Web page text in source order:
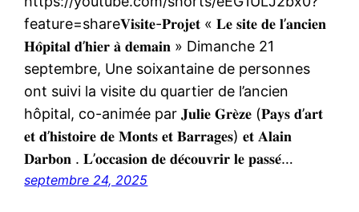
feature=share𝐕𝐢𝐬𝐢𝐭𝐞-𝐏𝐫𝐨𝐣𝐞𝐭 « 𝐋𝐞 𝐬𝐢𝐭𝐞 𝐝𝐞 𝐥’𝐚𝐧𝐜𝐢𝐞𝐧
𝐇𝐨̂𝐩𝐢𝐭𝐚𝐥 𝐝’𝐡𝐢𝐞𝐫 𝐚̀ 𝐝𝐞𝐦𝐚𝐢𝐧 » Dimanche 21
septembre, Une soixantaine de personnes
ont suivi la visite du quartier de l’ancien
hôpital, co-animée par 𝐉𝐮𝐥𝐢𝐞 𝐆𝐫𝐞̀𝐳𝐞 (𝐏𝐚𝐲𝐬 𝐝’𝐚𝐫𝐭
𝐞𝐭 𝐝’𝐡𝐢𝐬𝐭𝐨𝐢𝐫𝐞 𝐝𝐞 𝐌𝐨𝐧𝐭𝐬 𝐞𝐭 𝐁𝐚𝐫𝐫𝐚𝐠𝐞𝐬) 𝐞𝐭 𝐀𝐥𝐚𝐢𝐧
𝐃𝐚𝐫𝐛𝐨𝐧 . 𝐋’𝐨𝐜𝐜𝐚𝐬𝐢𝐨𝐧 𝐝𝐞 𝐝𝐞́𝐜𝐨𝐮𝐯𝐫𝐢𝐫 𝐥𝐞 𝐩𝐚𝐬𝐬𝐞́…
septembre 24, 2025